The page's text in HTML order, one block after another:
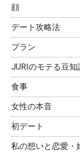
顔
デート攻略法
プラン
JURIのモテる豆知
食事
女性の本音
初デート
私の想いと恋愛・